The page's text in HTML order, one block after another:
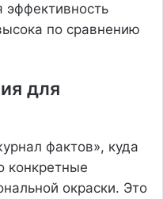
по сравнению
для
фактов», куда
конкретные
окраски. Это